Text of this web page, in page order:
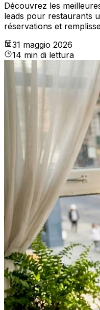
Découvrez les
leads pour restaurants
réservations et
31 maggio 2026
14 min di lettura